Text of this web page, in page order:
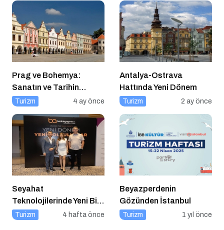
Prag ve Bohemya:
Sanatın ve Tarihin
Kesiştiği Coğrafya
Turizm 4 ay önce
Antalya-Ostrava
Hattında Yeni Dönem
Turizm 2 ay önce
Seyahat
Teknolojilerinde Yeni Bir
Dönem
Turizm 4 hafta önce
Beyazperdenin
Gözünden İstanbul
Turizm 1 yıl önce